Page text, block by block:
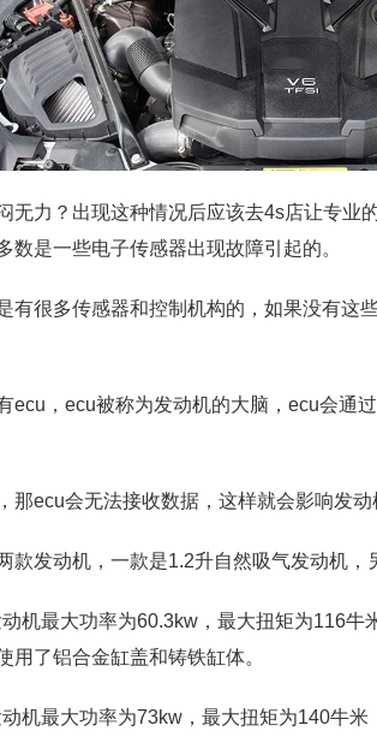
无力？ 出现这种情况后应该去4s店让专业
数是一些电子传感器出现故障引起的。
有很多传感器和控制机构的，如果没有这
ecu，ecu被称为发动机的大脑，ecu会通
那ecu会无法接收数据，这样就会影响发动
款发动机，一款是1.2升自然吸气发动机，
机最大功率为60.3kw，最大扭矩为116
用了铝合金缸盖和铸铁缸体。
机最大功率为73kw，最大扭矩为140牛